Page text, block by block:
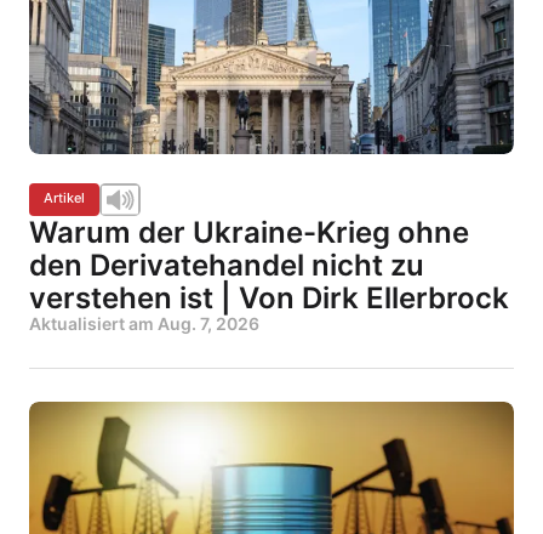
Artikel
Warum der Ukraine-Krieg ohne
den Derivatehandel nicht zu
verstehen ist | Von Dirk Ellerbrock
Aktualisiert am Aug. 7, 2026